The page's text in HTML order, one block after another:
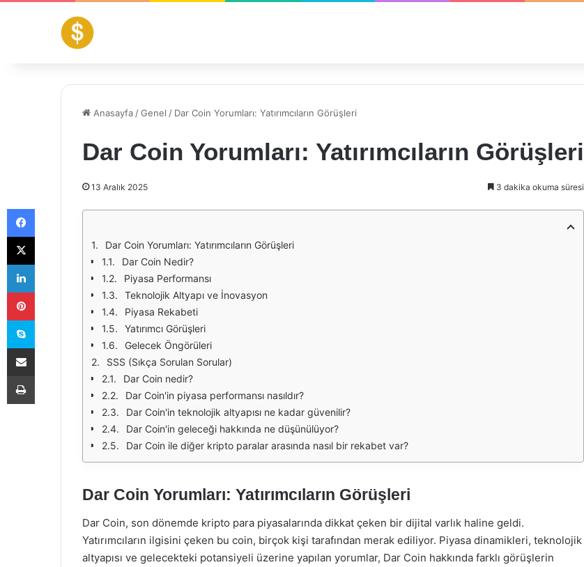
Anasayfa /Genel / Dar Coin Yorumları: Yatırımcıların Görüşleri
Dar Coin Yorumları: Yatırımcıların Görüşleri
13 Aralık 2025 3 dakika okuma süresi
Dar Coin Yorumları: Yatırımcıların Görüşleri
Dar Coin Nedir?
Piyasa Performansı
Teknolojik Altyapı ve İnovasyon
Piyasa Rekabeti
Yatırımcı Görüşleri
Gelecek Öngörüleri
SSS (Sıkça Sorulan Sorular)
Dar Coin nedir?
Dar Coin'in piyasa performansı nasıldır?
Dar Coin'in teknolojik altyapısı ne kadar güvenilir?
Dar Coin'in geleceği hakkında ne düşünülüyor?
Dar Coin ile diğer kripto paralar arasında nasıl bir rekabet var?
Dar Coin Yorumları: Yatırımcıların Görüşleri
Dar Coin, son dönemde kripto para piyasalarında dikkat çeken bir dijital varlık haline geldi.
Yatırımcıların ilgisini çeken bu coin, birçok kişi tarafından merak ediliyor. Piyasa dinamikleri, teknolojik
altyapısı ve gelecekteki potansiyeli üzerine yapılan yorumlar, Dar Coin hakkında farklı görüşlerin
Facebook
X
LinkedIn
Pinterest
Skype
E-Posta ile paylaş